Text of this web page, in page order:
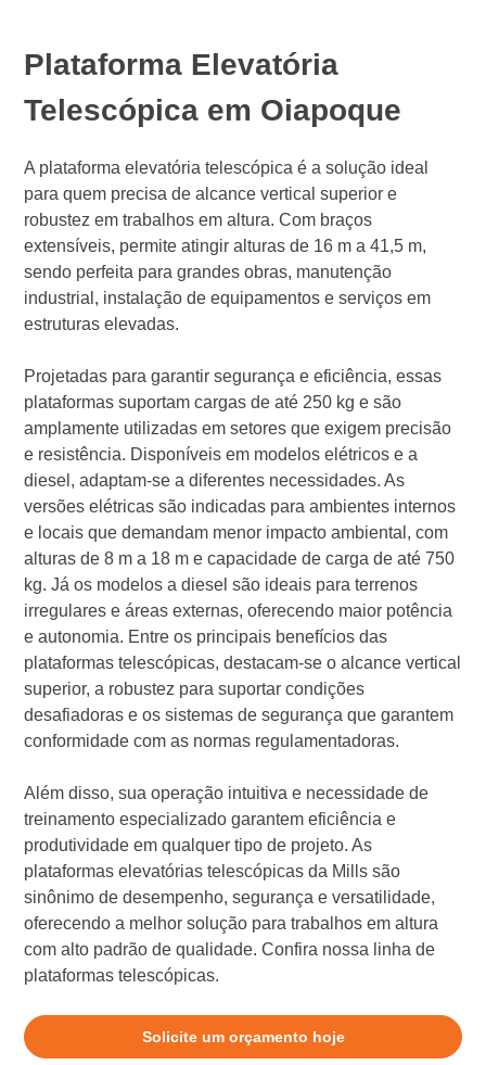
Plataforma Elevatória
Telescópica em Oiapoque
A plataforma elevatória telescópica é a solução ideal
para quem precisa de alcance vertical superior e
robustez em trabalhos em altura. Com braços
extensíveis, permite atingir alturas de 16 m a 41,5 m,
sendo perfeita para grandes obras, manutenção
industrial, instalação de equipamentos e serviços em
estruturas elevadas.
Projetadas para garantir segurança e eficiência, essas
plataformas suportam cargas de até 250 kg e são
amplamente utilizadas em setores que exigem precisão
e resistência. Disponíveis em modelos elétricos e a
diesel, adaptam-se a diferentes necessidades. As
versões elétricas são indicadas para ambientes internos
e locais que demandam menor impacto ambiental, com
alturas de 8 m a 18 m e capacidade de carga de até 750
kg. Já os modelos a diesel são ideais para terrenos
irregulares e áreas externas, oferecendo maior potência
e autonomia. Entre os principais benefícios das
plataformas telescópicas, destacam-se o alcance vertical
superior, a robustez para suportar condições
desafiadoras e os sistemas de segurança que garantem
conformidade com as normas regulamentadoras.
Além disso, sua operação intuitiva e necessidade de
treinamento especializado garantem eficiência e
produtividade em qualquer tipo de projeto. As
plataformas elevatórias telescópicas da Mills são
sinônimo de desempenho, segurança e versatilidade,
oferecendo a melhor solução para trabalhos em altura
com alto padrão de qualidade. Confira nossa linha de
plataformas telescópicas.
Solicite um orçamento hoje